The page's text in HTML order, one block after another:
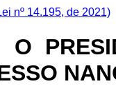
nº 14.195, de 2021)
O